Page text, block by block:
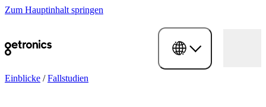
Zum Hauptinhalt springen
Einblicke /Fallstudien